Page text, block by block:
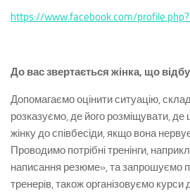
https://www.facebook.com/
До вас звертається жінка, що
Допомагаємо оцінити ситуацію,
розказуємо, де його розміщувати,
жінку до співбесіди, якщо вона
Проводимо потрібні тренінги,
написання резюме», та запрошуємо
тренерів, також організовуємо